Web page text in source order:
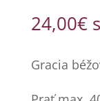
24,00€
Gracia